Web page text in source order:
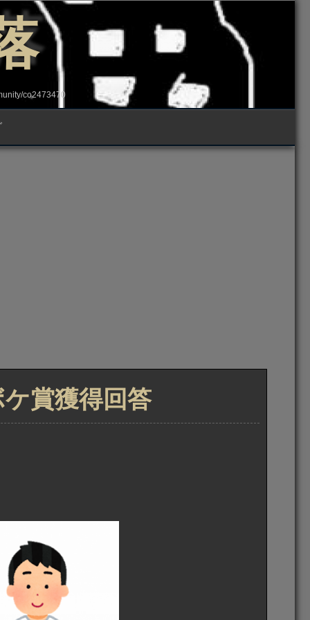
co2473470
賞獲得回答